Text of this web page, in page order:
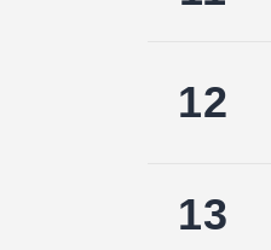
12
13